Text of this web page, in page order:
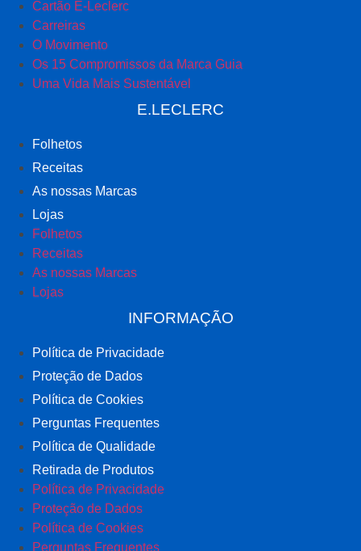
Cartão E-Leclerc
Carreiras
O Movimento
Os 15 Compromissos da Marca Guia
Uma Vida Mais Sustentável
E.LECLERC
Folhetos
Receitas
As nossas Marcas
Lojas
Folhetos
Receitas
As nossas Marcas
Lojas
INFORMAÇÃO
Política de Privacidade
Proteção de Dados
Política de Cookies
Perguntas Frequentes
Política de Qualidade
Retirada de Produtos
Política de Privacidade
Proteção de Dados
Política de Cookies
Perguntas Frequentes